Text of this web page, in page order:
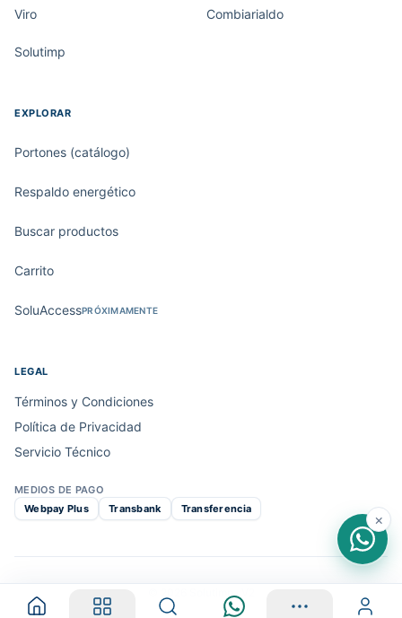
Viro Combiarialdo
Solutimp
EXPLORAR
Portones (catálogo)
Respaldo energético
Buscar productos
Carrito
SoluAccessPRÓXIMAMENTE
LEGAL
Términos y Condiciones
Política de Privacidad
Servicio Técnico
MEDIOS DE PAGO
Webpay Plus
Transbank Transferencia
© 2026 Solutimp · V2
×